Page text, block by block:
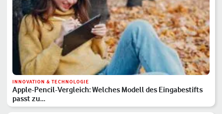
INNOVATION & TECHNOLOGIE
Apple-Pencil-Vergleich: Welches Modell des Eingabestifts
passt zu…